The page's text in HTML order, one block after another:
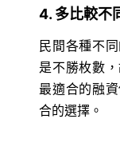
4. 多比較不
民間各種不
是不勝枚數
最適合的融
合的選擇。